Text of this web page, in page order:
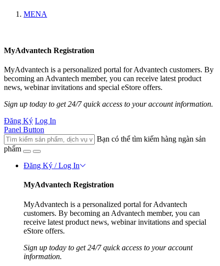
MENA
MyAdvantech Registration
MyAdvantech is a personalized portal for Advantech customers. By
becoming an Advantech member, you can receive latest product
news, webinar invitations and special eStore offers.
Sign up today to get 24/7 quick access to your account information.
Đăng Ký Log In
Panel Button
Bạn có thể tìm kiếm hàng ngàn sản
phẩm
Đăng Ký / Log In
MyAdvantech Registration
MyAdvantech is a personalized portal for Advantech
customers. By becoming an Advantech member, you can
receive latest product news, webinar invitations and special
eStore offers.
Sign up today to get 24/7 quick access to your account
information.